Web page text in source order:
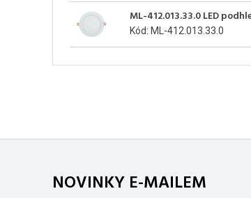
ML-412.013.33.0 LED
Kód: ML-412.013.33.0
NOVINKY E-MAILEM